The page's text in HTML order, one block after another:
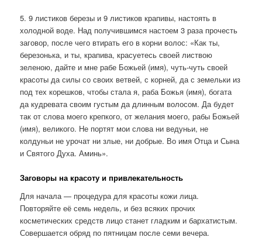
5. 9 листиков березы и 9 листиков крапивы, настоять в
холодной воде. Над получившимся настоем 3 раза прочесть
заговор, после чего втирать его в корни волос: «Как ты,
березонька, и ты, крапива, красуетесь своей листвою
зеленою, дайте и мне рабе Божьей (имя), чуть-чуть своей
красоты да силы со своих ветвей, с корней, да с земельки из
под тех корешков, чтобы стала я, раба Божья (имя), богата
да кудревата своим густым да длинным волосом. Да будет
так от слова моего крепкого, от желания моего, рабы Божьей
(имя), великого. Не портят мои слова ни ведуньи, не
колдуньи не урочат ни злые, ни добрые. Во имя Отца и Сына
и Святого Духа. Аминь».
Заговоры на красоту и привлекательность
Для начала — процедура для красоты кожи лица.
Повторяйте её семь недель, и без всяких прочих
косметических средств лицо станет гладким и бархатистым.
Совершается обряд по пятницам после семи вечера.